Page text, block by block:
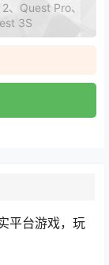
、Quest Pro、
3S
平台游戏，玩